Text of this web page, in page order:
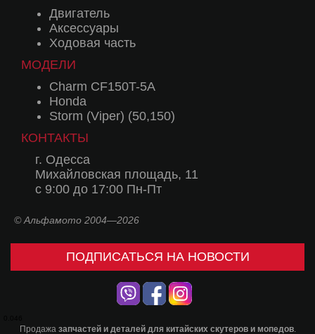
Двигатель
Аксессуары
Ходовая часть
МОДЕЛИ
Charm CF150T-5A
Honda
Storm (Viper) (50,150)
КОНТАКТЫ
г. Одесса
Михайловская площадь, 11
с 9:00 до 17:00 Пн-Пт
© Альфамото 2004—2026
ПОДПИСАТЬСЯ НА НОВОСТИ
Продажа запчастей и деталей для китайских скутеров и мопедов.